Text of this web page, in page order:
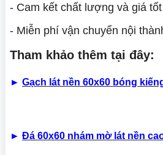
- Cam kết chất lượng và giá
- Miễn phí vận chuyển nội
Tham khảo thêm tại đây:
► Gạch lát nền 60x60 bóng
► Đá 60x60 nhám mờ lát nền